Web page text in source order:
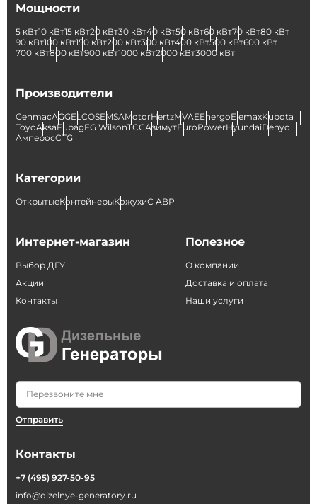
Мощности
5 кВт10 кВт15 кВт20 кВт30 кВт40 кВт50 кВт60 кВт70 кВт80 кВт
90 кВт100 кВт150 кВт200 кВт300 кВт400 кВт500 кВт600 кВт
700 кВт800 кВт900 кВт1000 кВт2000 кВт3000 кВт
Производители
GenmacAGGELCOSEMSAMotorHertzMVAEEnergoElemaxKubota
ToyoAksaFubagFG WilsonТССАзимутEuroPowerHyundaiDenyo
АмперосCTG
Категории
ОткрытыеКонтейнерыКожухиС АВР
Интернет-магазин
Выбор ДГУ
Акции
Контакты
Отправить
Полезное
О компании
Доставка и оплата
Наши услуги
Контакты
+7 (495) 927-50-95
info@dizelnye-generatory.ru